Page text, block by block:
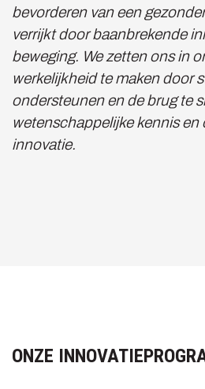
bevorderen van een
verrijkt door baanbrekende
beweging. We zetten ons in
werkelijkheid te maken door
ondersteunen en de brug te
wetenschappelijke kennis
innovatie.
ONZE